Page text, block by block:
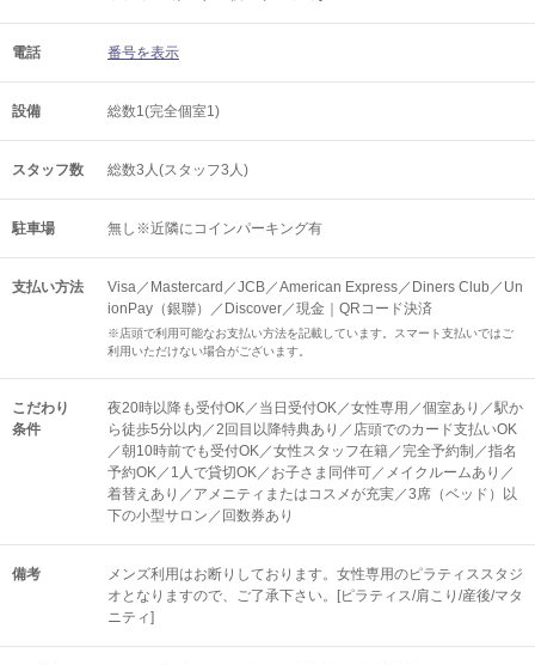
電話 番号を表示
設備 総数1(完全個室1)
スタッフ数 総数3人(スタッフ3人)
駐車場 無し※近隣にコインパーキング有
支払い方法
Visa／Mastercard／JCB／American Express／Diners Club／Un
ionPay（銀聯）／Discover／現金｜QRコード決済
※店頭で利用可能なお支払い方法を記載しています。スマート支払いではご
利用いただけない場合がございます。
こだわり
条件
夜20時以降も受付OK／当日受付OK／女性専用／個室あり／駅か
ら徒歩5分以内／2回目以降特典あり／店頭でのカード支払いOK
／朝10時前でも受付OK／女性スタッフ在籍／完全予約制／指名
予約OK／1人で貸切OK／お子さま同伴可／メイクルームあり／
着替えあり／アメニティまたはコスメが充実／3席（ベッド）以
下の小型サロン／回数券あり
備考
メンズ利用はお断りしております。女性専用のピラティススタジ
オとなりますので、ご了承下さい。[ピラティス/肩こり/産後/マタ
ニティ]